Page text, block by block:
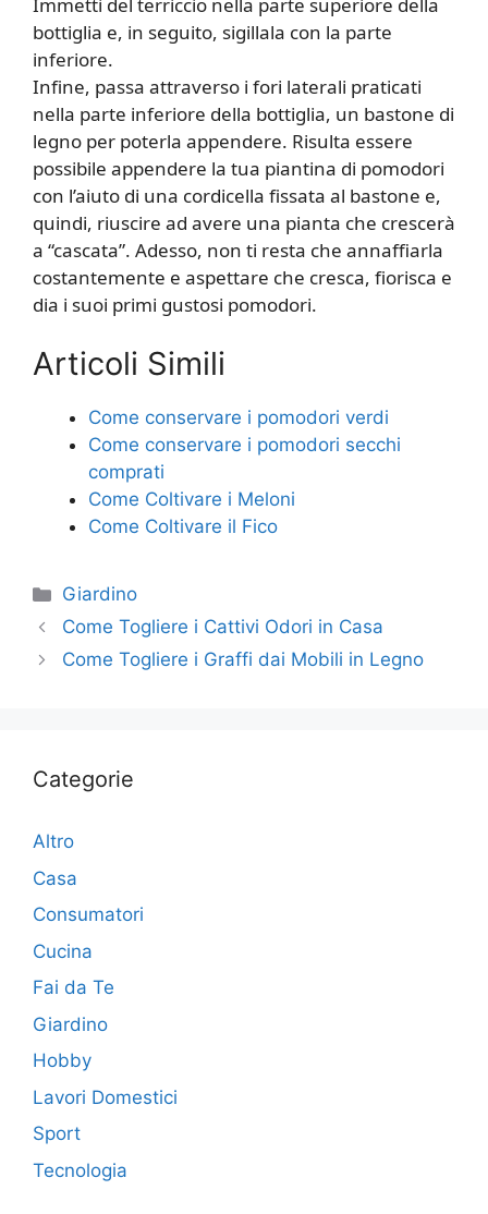
bottiglia e, in seguito, sigillala con la parte
inferiore.
Infine, passa attraverso i fori laterali praticati
nella parte inferiore della bottiglia, un bastone di
legno per poterla appendere. Risulta essere
possibile appendere la tua piantina di pomodori
con l’aiuto di una cordicella fissata al bastone e,
quindi, riuscire ad avere una pianta che crescerà
a “cascata”. Adesso, non ti resta che annaffiarla
costantemente e aspettare che cresca, fiorisca e
dia i suoi primi gustosi pomodori.
Articoli Simili
Come conservare i pomodori verdi
Come conservare i pomodori secchi
comprati
Come Coltivare i Meloni
Come Coltivare il Fico
Categorie
Giardino
Come Togliere i Cattivi Odori in Casa
Come Togliere i Graffi dai Mobili in Legno
Categorie
Altro
Casa
Consumatori
Cucina
Fai da Te
Giardino
Hobby
Lavori Domestici
Sport
Tecnologia